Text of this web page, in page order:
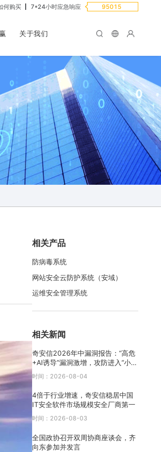
何购买 7*24小时应急响应 95015
关于我们
相关产品
防病毒系统
网站安全云防护系统（安域）
运维安全管理系统
相关新闻
奇安信2026年中漏洞报告：“高危
+AI诱导”漏洞激增，攻防进入“小时
级”时代
时间：2026-08-04
4倍于行业增速，奇安信稳居中国
IT安全软件市场规模安全厂商第一
时间：2026-08-03
全国政协召开双周协商座谈会，齐
向东参加并发言